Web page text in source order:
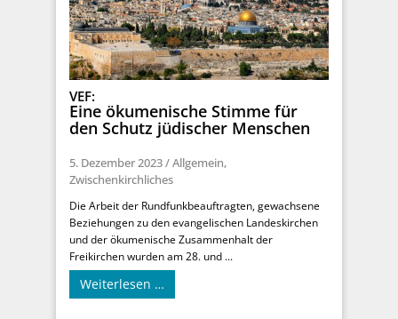
VEF:
Eine ökumenische Stimme für
den Schutz jüdischer Menschen
5. Dezember 2023/Allgemein,
Zwischenkirchliches
Die Arbeit der Rundfunkbeauftragten, gewachsene
Beziehungen zu den evangelischen Landeskirchen
und der ökumenische Zusammenhalt der
Freikirchen wurden am 28. und ...
Weiterlesen …